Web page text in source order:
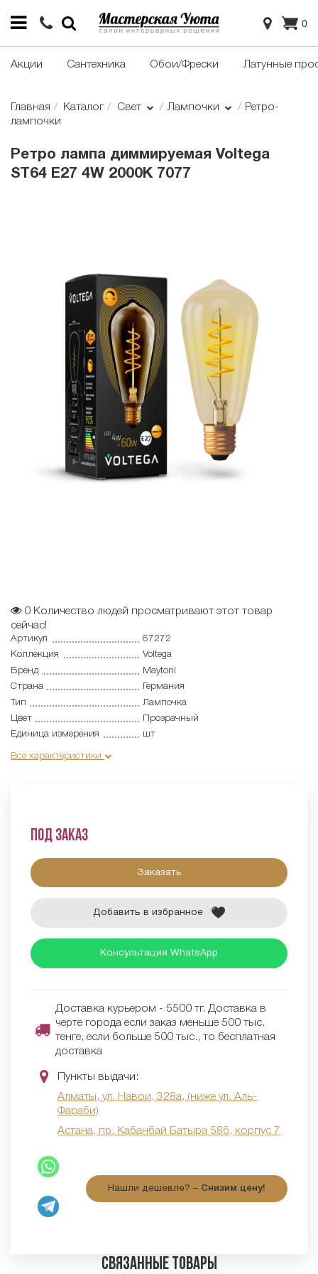
0
Акции Сантехника Обои/Фрески Латунные
Главная Каталог Свет Лампочки
Ретро-
лампочки
Ретро лампа диммируемая Voltega
ST64 E27 4W 2000K 7077
0 Количество людей просматривают этот товар
сейчас!
Артикул
67272
Коллекция
Voltega
Бренд
Maytoni
Страна
Германия
Тип
Лампочка
Цвет
Прозрачный
Единица измерения
шт
Все характеристики
Под заказ
Заказать
Добавить в избранное
Консультация WhatsApp
Доставка курьером - 5500 тг. Доставка в
черте города если заказ меньше 500 тыс.
тенге, если больше 500 тыс., то бесплатная
доставка
Пункты выдачи:
Алматы, ул. Навои, 328а, (ниже ул. Аль-
Фараби)
Астана, пр. Кабанбай Батыра 58б, корпус 7
Нашли дешевле? – Снизим цену!
Связанные товары